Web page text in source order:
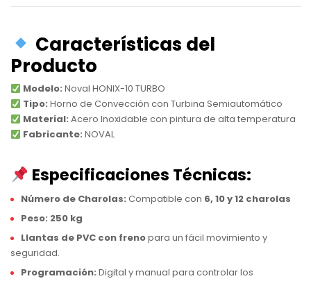
Características del
Producto
Modelo: Noval HONIX-10 TURBO
Tipo: Horno de Convección con Turbina Semiautomático
Material: Acero Inoxidable con pintura de alta temperatura
Fabricante: NOVAL
Especificaciones Técnicas:
Número de Charolas: Compatible con 6, 10 y 12 charolas
Peso: 250 kg
Llantas de PVC con frenopara un fácil movimiento y
seguridad.
Programación: Digital y manual para controlar los